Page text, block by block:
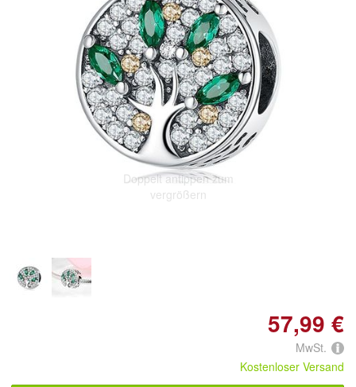
Doppelt antippen zum
vergrößern
57,99 €
MwSt.
Kostenloser Versand